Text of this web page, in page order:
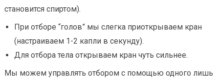
становится спиртом).
При отборе “голов” мы слегка приоткрываем кран
(настраиваем 1-2 капли в секунду).
Для отбора тела открываем кран чуть сильнее.
Мы можем управлять отбором с помощью одного лишь